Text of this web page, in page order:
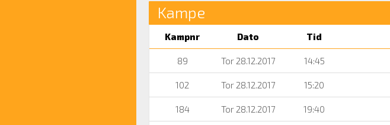
Kampe
Kampnr Dato Tid
89 Tor 28.12.2017 14:45
102 Tor 28.12.2017 15:20
184 Tor 28.12.2017 19:40